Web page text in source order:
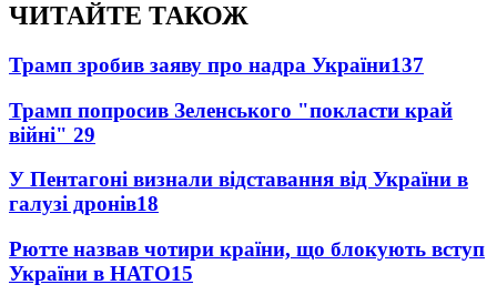
ЧИТАЙТЕ ТАКОЖ
Трамп зробив заяву про надра України137
Трамп попросив Зеленського "покласти край
війні" 29
У Пентагоні визнали відставання від України в
галузі дронів18
Рютте назвав чотири країни, що блокують вступ
України в НАТО15